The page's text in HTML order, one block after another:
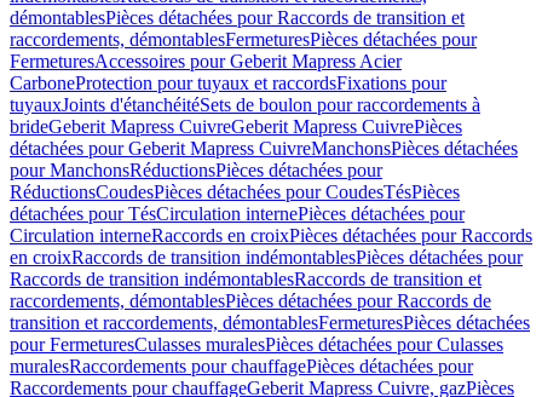
démontablesPièces détachées pour Raccords de transition et
raccordements, démontablesFermeturesPièces détachées pour
FermeturesAccessoires pour Geberit Mapress Acier
CarboneProtection pour tuyaux et raccordsFixations pour
tuyauxJoints d'étanchéitéSets de boulon pour raccordements à
brideGeberit Mapress CuivreGeberit Mapress CuivrePièces
détachées pour Geberit Mapress CuivreManchonsPièces détachées
pour ManchonsRéductionsPièces détachées pour
RéductionsCoudesPièces détachées pour CoudesTésPièces
détachées pour TésCirculation internePièces détachées pour
Circulation interneRaccords en croixPièces détachées pour Raccords
en croixRaccords de transition indémontablesPièces détachées pour
Raccords de transition indémontablesRaccords de transition et
raccordements, démontablesPièces détachées pour Raccords de
transition et raccordements, démontablesFermeturesPièces détachées
pour FermeturesCulasses muralesPièces détachées pour Culasses
muralesRaccordements pour chauffagePièces détachées pour
Raccordements pour chauffageGeberit Mapress Cuivre, gazPièces